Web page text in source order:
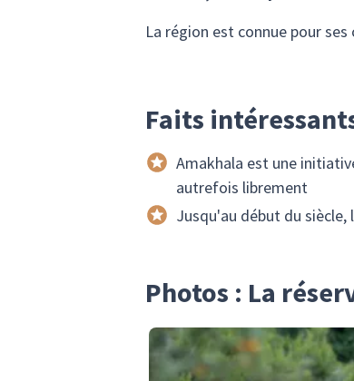
La région est connue pour
Faits
Amakhala est une
autrefois librement
Jusqu'au début du
Photos : La